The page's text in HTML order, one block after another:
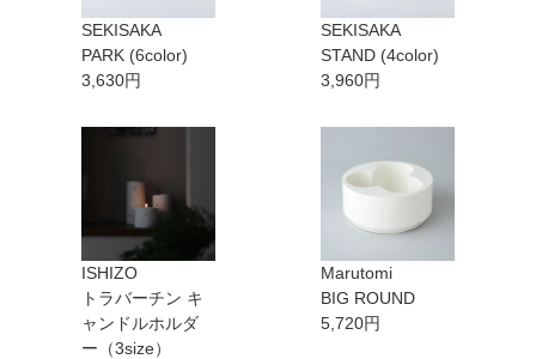
SEKISAKA
PARK (6color)
3,630円
SEKISAKA
STAND (4color)
3,960円
ISHIZO
トラバーチン キ
ャンドルホルダ
ー（3size）
Marutomi
BIG ROUND
5,720円